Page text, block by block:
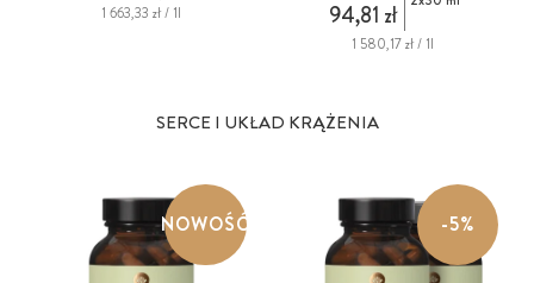
1 663,33 zł / 1l
94,81 zł
1 580,17 zł / 1l
SERCE I UKŁAD KRĄŻENIA
NOWOŚĆ -5%